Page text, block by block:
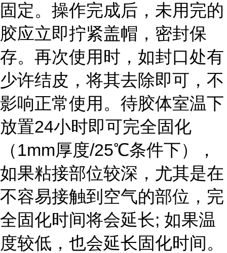
固定。操作完成后，未用完的
胶应立即拧紧盖帽，密封保
存。再次使用时，如封口处有
少许结皮，将其去除即可，不
影响正常使用。待胶体室温下
放置24小时即可完全固化
（1mm厚度/25℃条件下），
如果粘接部位较深，尤其是在
不容易接触到空气的部位，完
全固化时间将会延长; 如果温
度较低，也会延长固化时间。